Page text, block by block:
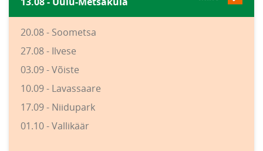
20.08 - Soometsa
27.08 - Ilvese
03.09 - Võiste
10.09 - Lavassaare
17.09 - Niidupark
01.10 - Vallikäär